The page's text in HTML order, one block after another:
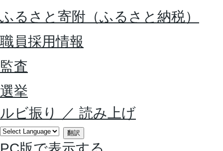
ふるさと寄附（ふるさと納税）
職員採用情報
監査
選挙
ルビ振り
／ 読み上げ
翻訳